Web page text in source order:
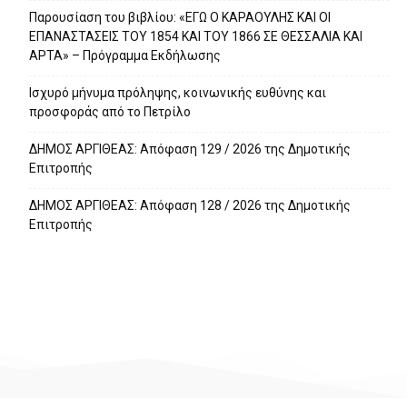
Παρουσίαση του βιβλίου: «ΕΓΩ Ο ΚΑΡΑΟΥΛΗΣ ΚΑΙ ΟΙ
ΕΠΑΝΑΣΤΑΣΕΙΣ ΤΟΥ 1854 ΚΑΙ ΤΟΥ 1866 ΣΕ ΘΕΣΣΑΛΙΑ ΚΑΙ
ΑΡΤΑ» – Πρόγραμμα Εκδήλωσης
Ισχυρό μήνυμα πρόληψης, κοινωνικής ευθύνης και
προσφοράς από το Πετρίλο
ΔΗΜΟΣ ΑΡΓΙΘΕΑΣ: Απόφαση 129 / 2026 της Δημοτικής
Επιτροπής
ΔΗΜΟΣ ΑΡΓΙΘΕΑΣ: Απόφαση 128 / 2026 της Δημοτικής
Επιτροπής